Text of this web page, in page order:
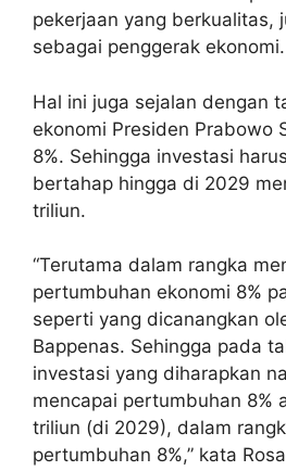
pekerjaan yang berkualitas,
sebagai penggerak ekonomi.
Hal ini juga sejalan dengan
ekonomi Presiden Prabowo
8%. Sehingga investasi
bertahap hingga di 2029
triliun.
“Terutama dalam rangka
pertumbuhan ekonomi 8%
seperti yang dicanangkan
Bappenas. Sehingga pada
investasi yang diharapkan
mencapai pertumbuhan 8%
triliun (di 2029), dalam
pertumbuhan 8%,” kata